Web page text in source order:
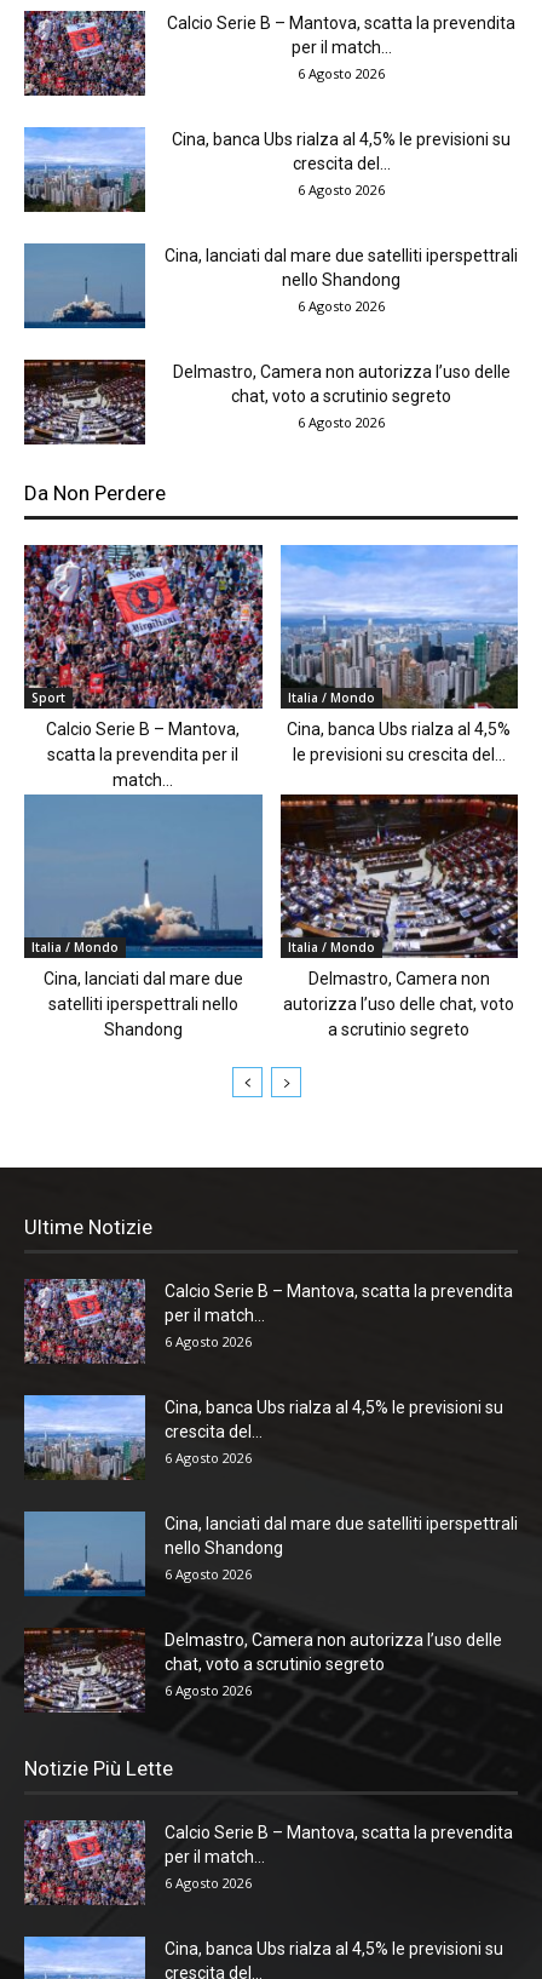
Calcio Serie B – Mantova, scatta la prevendita
per il match...
6 Agosto 2026
Cina, banca Ubs rialza al 4,5% le previsioni su
crescita del...
6 Agosto 2026
Cina, lanciati dal mare due satelliti iperspettrali
nello Shandong
6 Agosto 2026
Delmastro, Camera non autorizza l’uso delle
chat, voto a scrutinio segreto
6 Agosto 2026
Da Non Perdere
Sport
Calcio Serie B – Mantova,
scatta la prevendita per il
match...
Italia / Mondo
Cina, banca Ubs rialza al 4,5%
le previsioni su crescita del...
Italia / Mondo
Cina, lanciati dal mare due
satelliti iperspettrali nello
Shandong
Italia / Mondo
Delmastro, Camera non
autorizza l’uso delle chat, voto
a scrutinio segreto
Ultime Notizie
Calcio Serie B – Mantova, scatta la prevendita
per il match...
6 Agosto 2026
Cina, banca Ubs rialza al 4,5% le previsioni su
crescita del...
6 Agosto 2026
Cina, lanciati dal mare due satelliti iperspettrali
nello Shandong
6 Agosto 2026
Delmastro, Camera non autorizza l’uso delle
chat, voto a scrutinio segreto
6 Agosto 2026
Notizie Più Lette
Calcio Serie B – Mantova, scatta la prevendita
per il match...
6 Agosto 2026
Cina, banca Ubs rialza al 4,5% le previsioni su
crescita del...